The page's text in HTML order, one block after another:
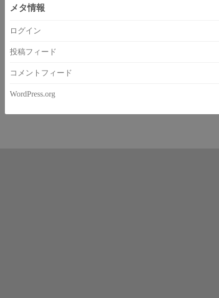
メタ情報
ログイン
投稿フィード
コメントフィード
WordPress.org